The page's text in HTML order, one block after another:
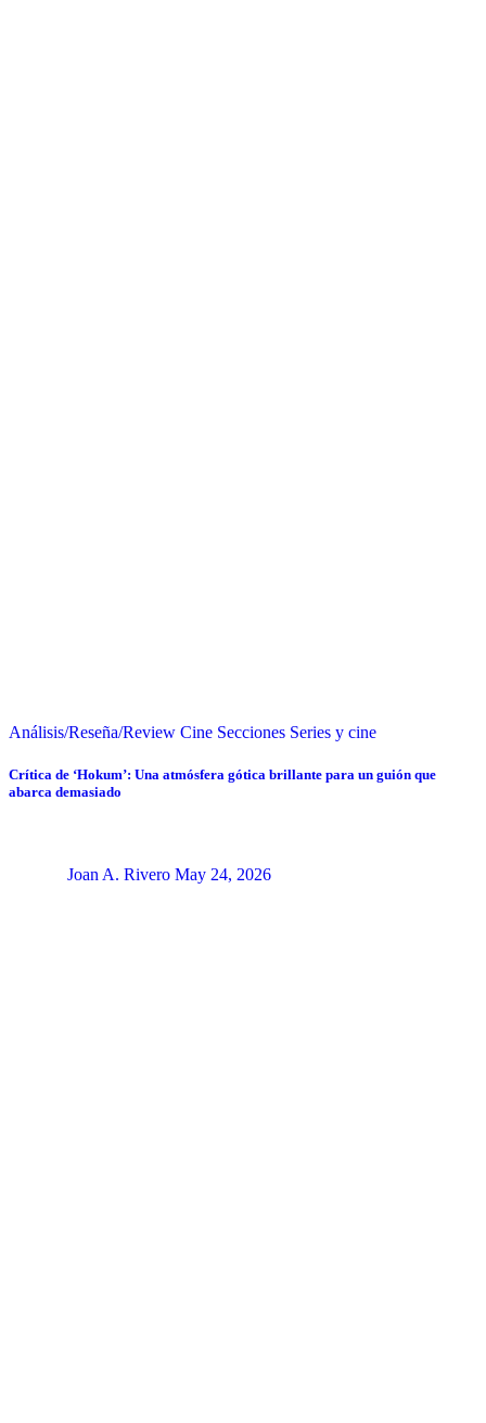
Análisis/Reseña/Review Cine Secciones Series y cine
Crítica de ‘Hokum’: Una atmósfera gótica brillante para un guión que
abarca demasiado
Joan A. Rivero May 24, 2026